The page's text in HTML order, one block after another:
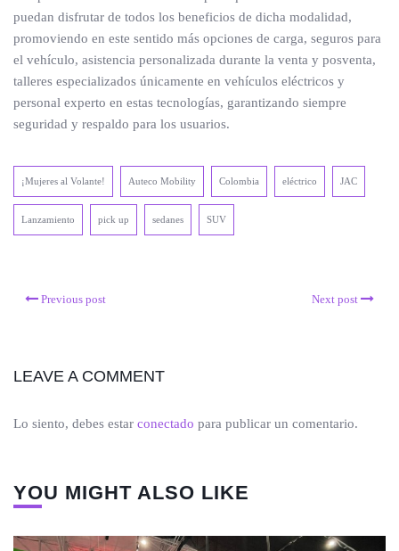
puedan disfrutar de todos los beneficios de dicha modalidad,
promoviendo en este sentido más opciones de carga, seguros para
el vehículo, asistencia personalizada durante la venta y posventa,
talleres especializados únicamente en vehículos eléctricos y
personal experto en estas tecnologías, garantizando siempre
seguridad y respaldo para los usuarios.
¡Mujeres al Volante! Auteco Mobility Colombia eléctrico JAC
Lanzamiento pick up sedanes SUV
Previous post Next post
LEAVE A COMMENT
Lo siento, debes estar conectado para publicar un comentario.
YOU MIGHT ALSO LIKE